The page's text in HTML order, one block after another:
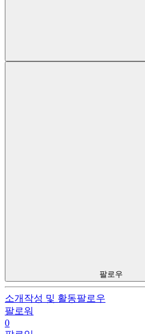
팔로우
소개 작성 및 활동팔로우
팔로워
0